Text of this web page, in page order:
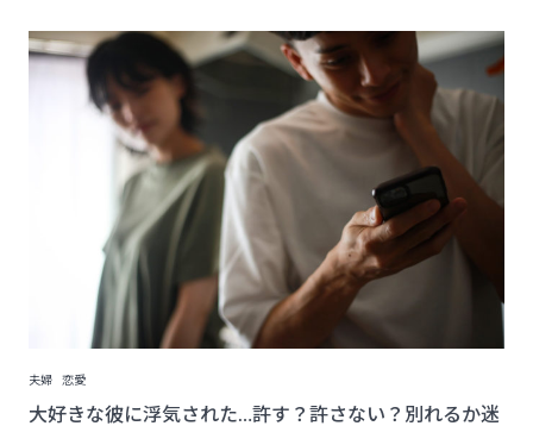
夫婦 恋愛
大好きな彼に浮気された…許す？許さない？別れるか迷